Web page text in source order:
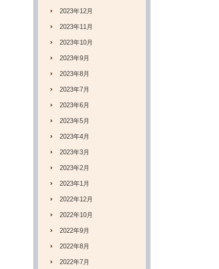
2023年12月
2023年11月
2023年10月
2023年9月
2023年8月
2023年7月
2023年6月
2023年5月
2023年4月
2023年3月
2023年2月
2023年1月
2022年12月
2022年10月
2022年9月
2022年8月
2022年7月